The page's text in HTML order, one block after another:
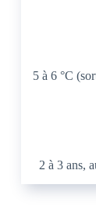
5 à 6 °C
2 à 3 ans,